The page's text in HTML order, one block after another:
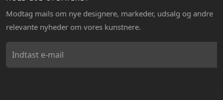
Modtag mails om nye designere, markeder, udsalg og andre
relevante nyheder om vores kunstnere.